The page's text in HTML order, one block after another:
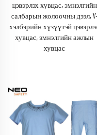
цэвэрлэх хувцас, эмнэлгийн
салбарын жолоочны дээл,
хэлбэрийн хүзүүтэй
хувцас, эмнэлгийн ажлын
хувцас